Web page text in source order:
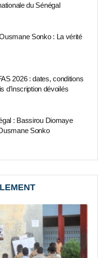
du Sénégal
Sonko : La vérité
2026 : dates, conditions
d’inscription dévoilés
: Bassirou Diomaye
Sonko